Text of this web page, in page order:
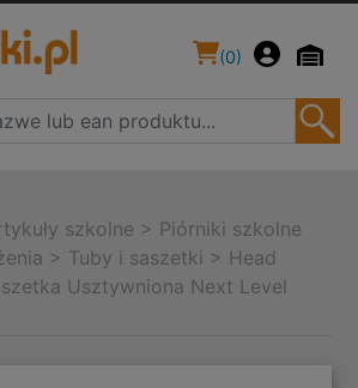
(0)
szkolne > Piórniki szkolne
> Tuby i saszetki > Head
Usztywniona Next Level